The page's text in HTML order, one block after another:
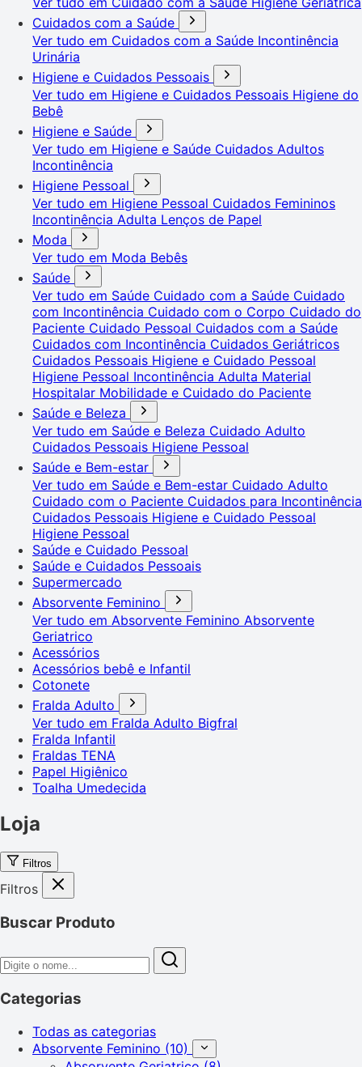
Cuidados com a Saúde
Ver tudo em Cuidados com a Saúde Incontinência
Urinária
Higiene e Cuidados Pessoais
Ver tudo em Higiene e Cuidados Pessoais Higiene do
Bebê
Higiene e Saúde
Ver tudo em Higiene e Saúde Cuidados Adultos
Incontinência
Higiene Pessoal
Ver tudo em Higiene Pessoal Cuidados Femininos
Incontinência Adulta Lenços de Papel
Moda
Ver tudo em Moda Bebês
Saúde
Ver tudo em Saúde Cuidado com a Saúde Cuidado
com Incontinência Cuidado com o Corpo Cuidado do
Paciente Cuidado Pessoal Cuidados com a Saúde
Cuidados com Incontinência Cuidados Geriátricos
Cuidados Pessoais Higiene e Cuidado Pessoal
Higiene Pessoal Incontinência Adulta Material
Hospitalar Mobilidade e Cuidado do Paciente
Saúde e Beleza
Ver tudo em Saúde e Beleza Cuidado Adulto
Cuidados Pessoais Higiene Pessoal
Saúde e Bem-estar
Ver tudo em Saúde e Bem-estar Cuidado Adulto
Cuidado com o Paciente Cuidados para Incontinência
Cuidados Pessoais Higiene e Cuidado Pessoal
Higiene Pessoal
Saúde e Cuidado Pessoal
Saúde e Cuidados Pessoais
Supermercado
Absorvente Feminino
Ver tudo em Absorvente Feminino Absorvente
Geriatrico
Acessórios
Acessórios bebê e Infantil
Cotonete
Fralda Adulto
Ver tudo em Fralda Adulto Bigfral
Fralda Infantil
Fraldas TENA
Papel Higiênico
Toalha Umedecida
Loja
Filtros
Filtros
Buscar Produto
Categorias
Todas as categorias
Absorvente Feminino (10)